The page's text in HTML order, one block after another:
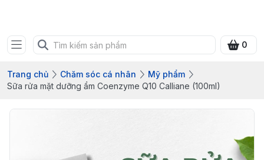
0
Trang chủ Chăm sóc cá nhân
Mỹ phẩm
Sữa rửa mặt dưỡng ẩm Coenzyme Q10 Calliane (100ml)